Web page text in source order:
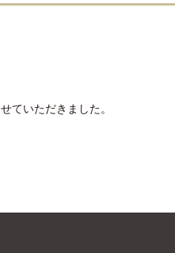
ていただきました。